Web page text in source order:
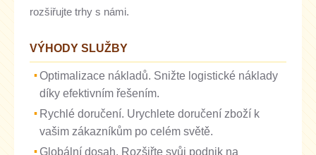
rozšiřujte trhy s námi.
VÝHODY SLUŽBY
Optimalizace nákladů. Snižte logistické náklady
díky efektivním řešením.
Rychlé doručení. Urychlete doručení zboží k
vašim zákazníkům po celém světě.
Globální dosah. Rozšiřte svůj podnik na